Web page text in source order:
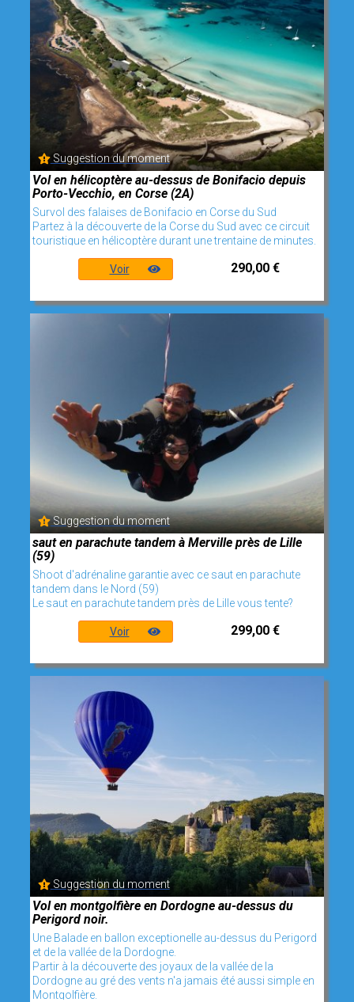
Suggestion du moment
Vol en hélicoptère au-dessus de Bonifacio depuis
Porto-Vecchio, en Corse (2A)
Survol des falaises de Bonifacio en Corse du Sud
Partez à la découverte de la Corse du Sud avec ce circuit
touristique en hélicoptère durant une trentaine de minutes.
Voir 290,00 €
Suggestion du moment
saut en parachute tandem à Merville près de Lille
(59)
Shoot d'adrénaline garantie avec ce saut en parachute
tandem dans le Nord (59)
Le saut en parachute tandem près de Lille vous tente?
Voir 299,00 €
Suggestion du moment
Vol en montgolfière en Dordogne au-dessus du
Perigord noir.
Une Balade en ballon exceptionelle au-dessus du Perigord
et de la vallée de la Dordogne.
Partir à la découverte des joyaux de la vallée de la
Dordogne au gré des vents n'a jamais été aussi simple en
Montgolfière.